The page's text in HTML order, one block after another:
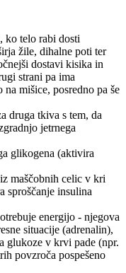
ko telo rabi dosti
žile, dihalne poti ter
dostavi kisika in
strani pa ima
mišice, posredno pa še
druga tkiva s tem, da
jetrnega
glikogena (aktivira
maščobnih celic v kri
sproščanje insulina
energijo - njegova
situacije (adrenalin),
glukoze v krvi pade (npr.
povzroča pospešeno